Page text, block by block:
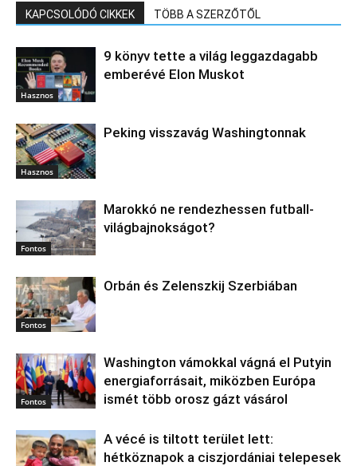
KAPCSOLÓDÓ CIKKEK TÖBB A SZERZŐTŐL
Hasznos
9 könyv tette a világ leggazdagabb
emberévé Elon Muskot
Hasznos
Peking visszavág Washingtonnak
Fontos
Marokkó ne rendezhessen futball-
világbajnokságot?
Fontos
Orbán és Zelenszkij Szerbiában
Fontos
Washington vámokkal vágná el Putyin
energiaforrásait, miközben Európa
ismét több orosz gázt vásárol
A vécé is tiltott terület lett:
hétköznapok a ciszjordániai telepesek